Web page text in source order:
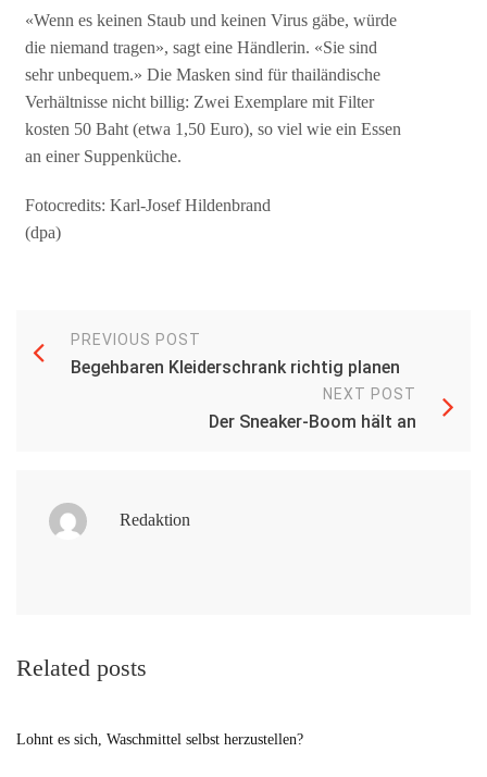
«Wenn es keinen Staub und keinen Virus gäbe, würde
die niemand tragen», sagt eine Händlerin. «Sie sind
sehr unbequem.» Die Masken sind für thailändische
Verhältnisse nicht billig: Zwei Exemplare mit Filter
kosten 50 Baht (etwa 1,50 Euro), so viel wie ein Essen
an einer Suppenküche.
Fotocredits: Karl-Josef Hildenbrand
(dpa)
PREVIOUS POST
Begehbaren Kleiderschrank richtig planen
NEXT POST
Der Sneaker-Boom hält an
Redaktion
Related posts
Lohnt es sich, Waschmittel selbst herzustellen?